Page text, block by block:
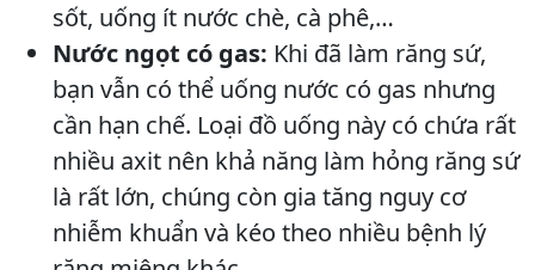
sốt, uống ít nước chè, cà phê,…
Nước ngọt có gas: Khi đã làm răng sứ,
bạn vẫn có thể uống nước có gas nhưng
cần hạn chế. Loại đồ uống này có chứa rất
nhiều axit nên khả năng làm hỏng răng sứ
là rất lớn, chúng còn gia tăng nguy cơ
nhiễm khuẩn và kéo theo nhiều bệnh lý